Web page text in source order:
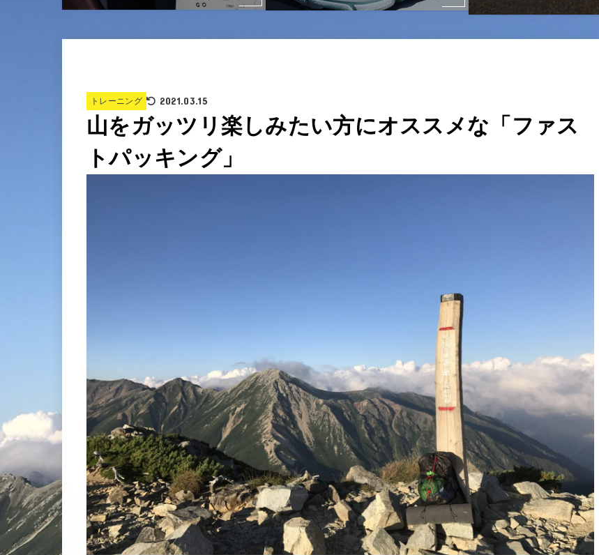
トレーニング 2021.03.15
山をガッツリ楽しみたい方にオススメな「ファス
トパッキング」